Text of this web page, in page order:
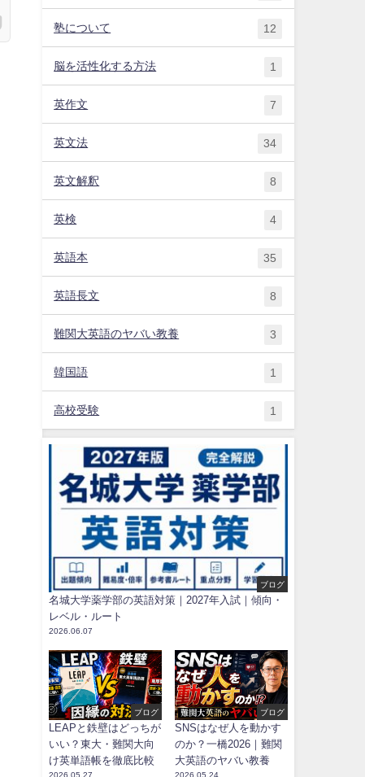
塾について 12
脳を活性化する方法 1
英作文 7
英文法 34
英文解釈 8
英検 4
英語本 35
英語長文 8
難関大英語のヤバい教養 3
韓国語 1
高校受験 1
ブログ
名城大学薬学部の英語対策｜2027年入試｜傾向・
レベル・ルート
2026.06.07
ブログ
LEAPと鉄壁はどっちが
いい？東大・難関大向
け英単語帳を徹底比較
2026.05.27
ブログ
SNSはなぜ人を動かす
のか？一橋2026｜難関
大英語のヤバい教養
2026.05.24